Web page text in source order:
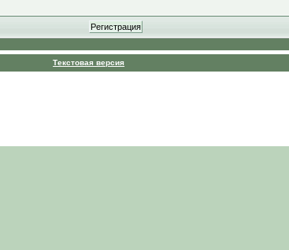
Текстовая версия